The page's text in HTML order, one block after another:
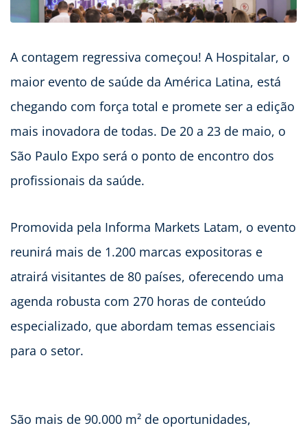
A contagem regressiva começou! A Hospitalar, o
maior evento de saúde da América Latina, está
chegando com força total e promete ser a edição
mais inovadora de todas. De 20 a 23 de maio, o
São Paulo Expo será o ponto de encontro dos
profissionais da saúde.
Promovida pela Informa Markets Latam, o evento
reunirá mais de 1.200 marcas expositoras e
atrairá visitantes de 80 países, oferecendo uma
agenda robusta com 270 horas de conteúdo
especializado, que abordam temas essenciais
para o setor.
São mais de 90.000 m² de oportunidades,